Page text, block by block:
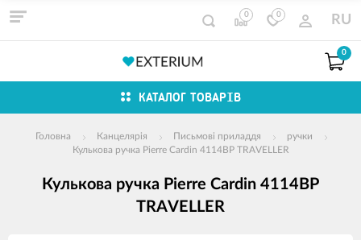
0 0 RU
0
КАТАЛОГ ТОВАРІВ
Головна Канцелярія Письмові приладдя
ручки
Кулькова ручка Pierre Cardin 4114BP TRAVELLER
Кулькова ручка Pierre Cardin 4114BP
TRAVELLER